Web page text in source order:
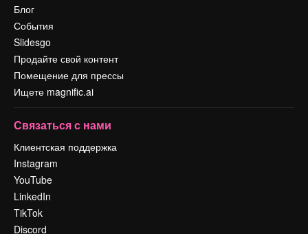
Блог
События
Slidesgo
Продайте свой контент
Помещение для прессы
Ищете magnific.ai
Связаться с нами
Клиентская поддержка
Instagram
YouTube
LinkedIn
TikTok
Discord